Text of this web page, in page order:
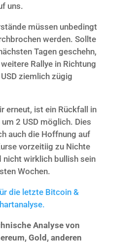
uns.
müssen unbedingt
werden. Sollte
Tagen geschehn,
Rallye in Richtung
ziemlich zügig
erneut, ist ein Rückfall in
2 USD möglich. Dies
auch die Hoffnung auf
vorzeitiig zu Nichte
nicht wirklich bullish sein
Wochen.
die letzte Bitcoin &
Analyse von
Gold, anderen